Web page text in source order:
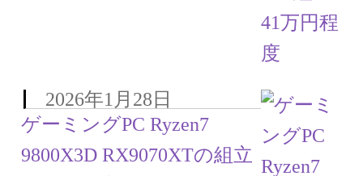
ゲーミングPC Ryzen7
9800X3D RX9070XTの組立
2026年1月28日